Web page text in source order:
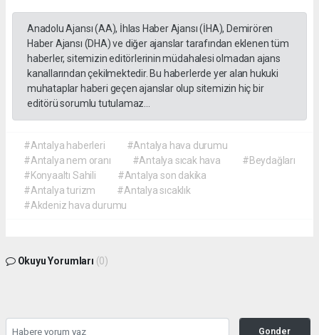
Anadolu Ajansı (AA), İhlas Haber Ajansı (İHA), Demirören
Haber Ajansı (DHA) ve diğer ajanslar tarafından eklenen tüm
haberler, sitemizin editörlerinin müdahalesi olmadan ajans
kanallarından çekilmektedir. Bu haberlerde yer alan hukuki
muhataplar haberi geçen ajanslar olup sitemizin hiç bir
editörü sorumlu tutulamaz...
#Antalya haberleri
#Antalya hava durumu
#Antalya nem oranı
#Antalya sıcak hava
#Beydağları
#Konyaaltı Sahili
#Antalya son dakika
#Antalya turizm
#Antalya sıcaklık
#Akdeniz hava durumu
Okuyu Yorumları (0)
Gonder